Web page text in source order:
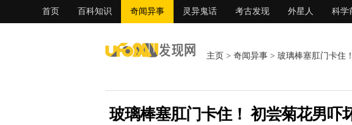
首页 百科知识 奇闻异事 灵异鬼话 考古发现 外星人 科学
主页 > 奇闻异事 > 玻璃棒塞肛门卡住
玻璃棒塞肛门卡住！ 初尝菊花男吓